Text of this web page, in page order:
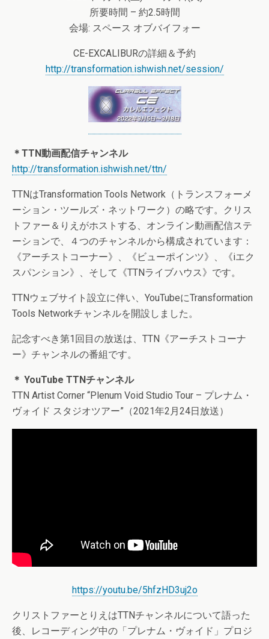
所要時間 – 約2.5時間
会場: スペース オブバイフォー
CE-EXCALIBURの詳細＆予約
http://transformation.ishwish.net/session/
＊TTN動画配信チャンネル
http://transformation.ishwish.net/ttn/
TTNはTransformation Tools Network（トランスフォーメ
ーション・ツールズ・ネットワーク）の略です。クリス
トファー＆りえがホストする、オンライン動画配信ステ
ーションで、４つのチャンネルから構成されています：
《アーチストコーナー》、《ビューポインツ》、《iエク
スパンション》、そして《TTNライブハウス》です。
TTNウェブサイト設立に伴い、YouTubeにTransformation
Tools Networkチャンネルを開設しました。
記念すべき第1回目の放送は、TTN《アーチストコーナ
ー》チャンネルの番組です。
＊ YouTube TTNチャンネル
TTN Artist Corner “Plenum Void Studio Tour – プレナム・
ヴォイド スタジオツアー”（2021年2月24日放送）
https://youtu.be/5hfzHD3uj2o
クリストファーとりえはTTNチャンネルについて語った
後、レコーディング中の「プレナム・ヴォイド」プロジ